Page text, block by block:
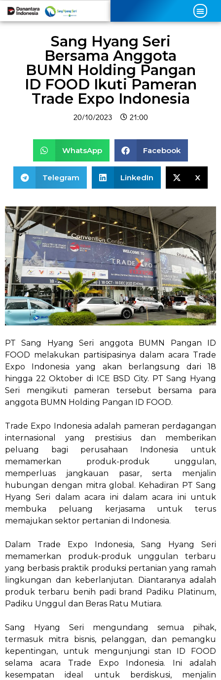
Sang Hyang Seri
Bersama Anggota
BUMN Holding Pangan
ID FOOD Ikuti Pameran
Trade Expo Indonesia
20/10/2023 21:00
WhatsApp Facebook
Telegram LinkedIn X
PT Sang Hyang Seri anggota BUMN Pangan ID
FOOD melakukan partisipasinya dalam acara Trade
Expo Indonesia yang akan berlangsung dari 18
hingga 22 Oktober di ICE BSD City. PT Sang Hyang
Seri mengikuti pameran tersebut bersama para
anggota BUMN Holding Pangan ID FOOD.
Trade Expo Indonesia adalah pameran perdagangan
internasional yang prestisius dan memberikan
peluang bagi perusahaan Indonesia untuk
memamerkan produk-produk unggulan,
memperluas jangkauan pasar, serta menjalin
hubungan dengan mitra global. Kehadiran PT Sang
Hyang Seri dalam acara ini dalam acara ini untuk
membuka peluang kerjasama untuk terus
memajukan sektor pertanian di Indonesia.
Dalam Trade Expo Indonesia, Sang Hyang Seri
memamerkan produk-produk unggulan terbaru
yang berbasis praktik produksi pertanian yang ramah
lingkungan dan keberlanjutan. Diantaranya adalah
produk terbaru benih padi brand Padiku Platinum,
Padiku Unggul dan Beras Ratu Mutiara.
Sang Hyang Seri mengundang semua pihak,
termasuk mitra bisnis, pelanggan, dan pemangku
kepentingan, untuk mengunjungi stan ID FOOD
selama acara Trade Expo Indonesia. Ini adalah
kesempatan ideal untuk berdiskusi, menjalin